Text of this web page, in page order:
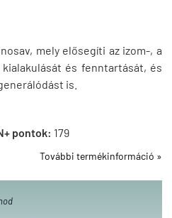
mely elősegíti az izom-, a
és fenntartását, és
is.
pontok: 179
További termékinformáció »